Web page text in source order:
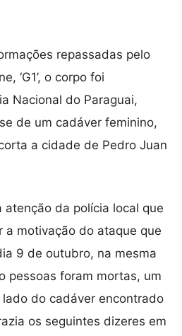
repassadas pelo
‘G1’, o corpo foi
Nacional do Paraguai,
de um cadáver feminino,
a cidade de Pedro Juan
atenção da polícia local que
motivação do ataque que
9 de outubro, na mesma
pessoas foram mortas, um
do cadáver encontrado
os seguintes dizeres em